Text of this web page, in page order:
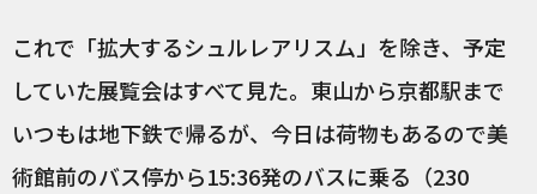
これで「拡大するシュルレアリスム」を除き、予定
していた展覧会はすべて見た。東山から京都駅まで
いつもは地下鉄で帰るが、今日は荷物もあるので美
術館前のバス停から15:36発のバスに乗る（230